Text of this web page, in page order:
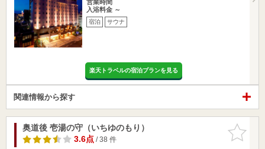
営業時間
入浴料金 ～
宿泊 サウナ
楽天トラベルの宿泊プランを見る
関連情報から探す
お気に入
りに追加
奥道後 壱湯の守（いちゆのもり）
3.6点/ 38 件